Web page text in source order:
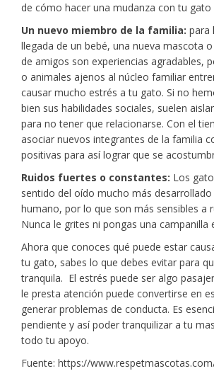
de cómo hacer una mudanza con tu gato
Un nuevo miembro de la familia: para
llegada de un bebé, una nueva mascota
de amigos son experiencias agradables,
o animales ajenos al núcleo familiar
causar mucho estrés a tu gato. Si no
bien sus habilidades sociales, suelen
para no tener que relacionarse. Con el
asociar nuevos integrantes de la familia
positivas para así lograr que se
Ruidos fuertes o constantes: Los
sentido del oído mucho más desarrollado
humano, por lo que son más sensibles a
Nunca le grites ni pongas una campanilla
Ahora que conoces qué puede estar
tu gato, sabes lo que debes evitar para
tranquila. El estrés puede ser algo
le presta atención puede convertirse en
generar problemas de conducta. Es
pendiente y así poder tranquilizar a tu
todo tu apoyo.
Fuente: https://